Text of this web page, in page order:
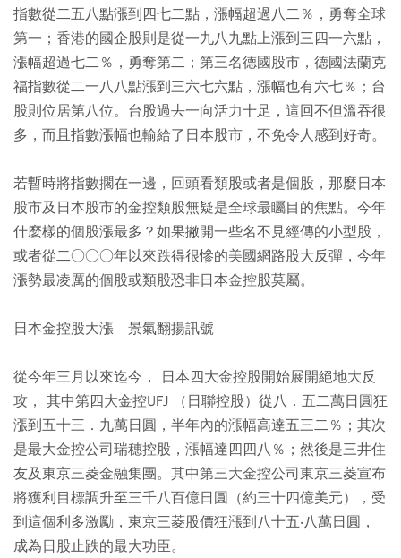
指數從二五八點漲到四七二點，漲幅超過八二％，勇奪全球
第一；香港的國企股則是從一九八九點上漲到三四一六點，
漲幅超過七二％，勇奪第二；第三名德國股市，德國法蘭克
福指數從二一八八點漲到三六七六點，漲幅也有六七％；台
股則位居第八位。台股過去一向活力十足，這回不但溫吞很
多，而且指數漲幅也輸給了日本股市，不免令人感到好奇。
若暫時將指數擱在一邊，回頭看類股或者是個股，那麼日本
股市及日本股市的金控類股無疑是全球最矚目的焦點。今年
什麼樣的個股漲最多？如果撇開一些名不見經傳的小型股，
或者從二○○○年以來跌得很慘的美國網路股大反彈，今年
漲勢最凌厲的個股或類股恐非日本金控股莫屬。
日本金控股大漲 景氣翻揚訊號
從今年三月以來迄今， 日本四大金控股開始展開絕地大反
攻， 其中第四大金控UFJ （日聯控股）從八．五二萬日圓狂
漲到五十三．九萬日圓，半年內的漲幅高達五三二％；其次
是最大金控公司瑞穗控股，漲幅達四四八％；然後是三井住
友及東京三菱金融集團。其中第三大金控公司東京三菱宣布
將獲利目標調升至三千八百億日圓（約三十四億美元），受
到這個利多激勵，東京三菱股價狂漲到八十五‧八萬日圓，
成為日股止跌的最大功臣。